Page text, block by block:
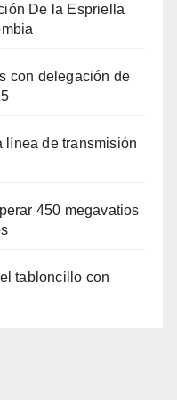
De la Espriella
con delegación de
línea de transmisión
450 megavatios
tabloncillo con